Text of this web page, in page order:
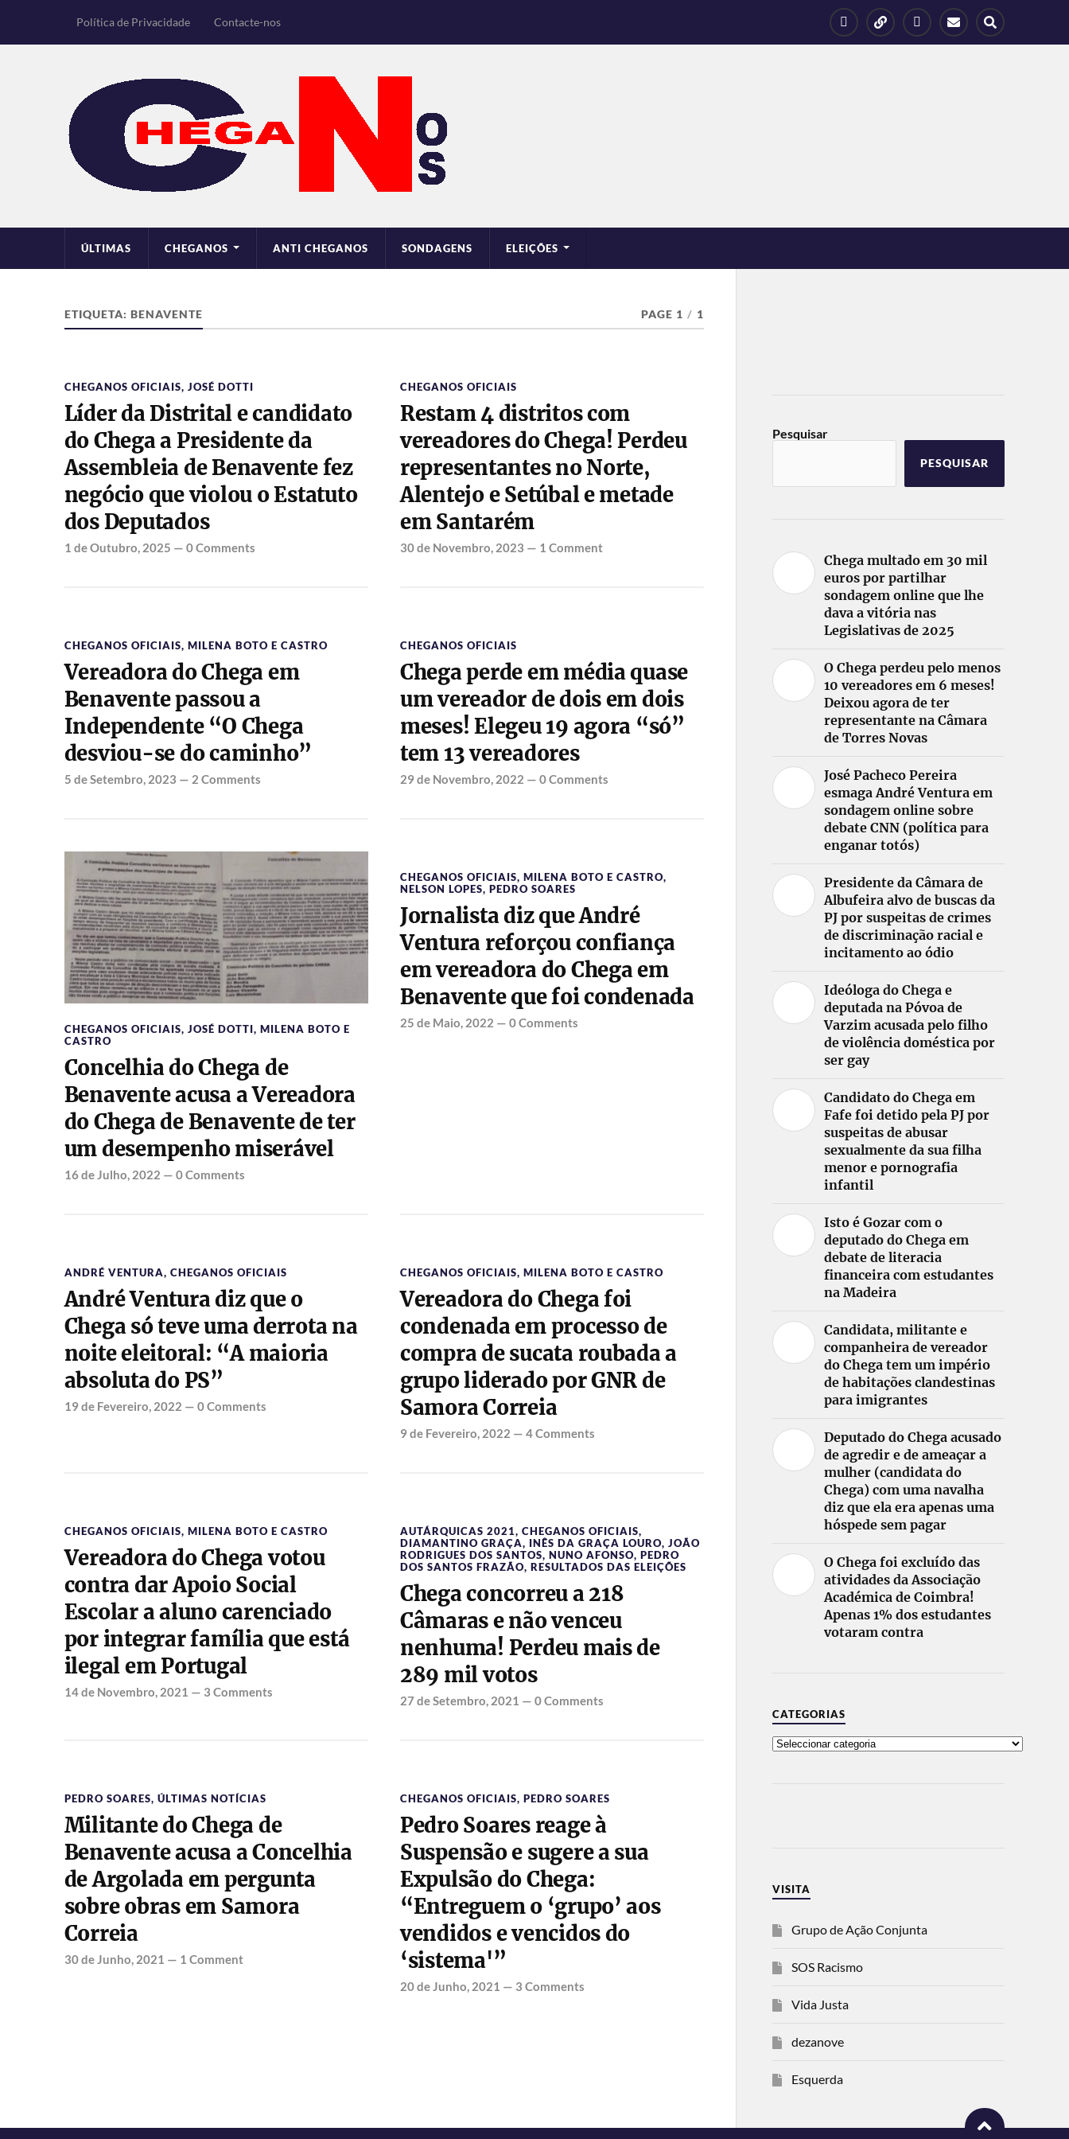
Política de Privacidade Contacte-nos
ÚLTIMAS CHEGANOS ANTI CHEGANOS SONDAGENS ELEIÇÕES
ETIQUETA: BENAVENTE PAGE 1 / 1
CHEGANOS OFICIAIS, JOSÉ DOTTI
Líder da Distrital e candidato
do Chega a Presidente da
Assembleia de Benavente fez
negócio que violou o Estatuto
dos Deputados
1 de Outubro, 2025 — 0 Comments
CHEGANOS OFICIAIS
Restam 4 distritos com
vereadores do Chega! Perdeu
representantes no Norte,
Alentejo e Setúbal e metade
em Santarém
30 de Novembro, 2023 — 1 Comment
CHEGANOS OFICIAIS, MILENA BOTO E CASTRO
Vereadora do Chega em
Benavente passou a
Independente “O Chega
desviou-se do caminho”
5 de Setembro, 2023 — 2 Comments
CHEGANOS OFICIAIS
Chega perde em média quase
um vereador de dois em dois
meses! Elegeu 19 agora “só”
tem 13 vereadores
29 de Novembro, 2022 — 0 Comments
CHEGANOS OFICIAIS, JOSÉ DOTTI, MILENA BOTO E
CASTRO
Concelhia do Chega de
Benavente acusa a Vereadora
do Chega de Benavente de ter
um desempenho miserável
16 de Julho, 2022 — 0 Comments
CHEGANOS OFICIAIS, MILENA BOTO E CASTRO,
NELSON LOPES, PEDRO SOARES
Jornalista diz que André
Ventura reforçou confiança
em vereadora do Chega em
Benavente que foi condenada
25 de Maio, 2022 — 0 Comments
ANDRÉ VENTURA, CHEGANOS OFICIAIS
André Ventura diz que o
Chega só teve uma derrota na
noite eleitoral: “A maioria
absoluta do PS”
19 de Fevereiro, 2022 — 0 Comments
CHEGANOS OFICIAIS, MILENA BOTO E CASTRO
Vereadora do Chega foi
condenada em processo de
compra de sucata roubada a
grupo liderado por GNR de
Samora Correia
9 de Fevereiro, 2022 — 4 Comments
CHEGANOS OFICIAIS, MILENA BOTO E CASTRO
Vereadora do Chega votou
contra dar Apoio Social
Escolar a aluno carenciado
por integrar família que está
ilegal em Portugal
14 de Novembro, 2021 — 3 Comments
AUTÁRQUICAS 2021, CHEGANOS OFICIAIS,
DIAMANTINO GRAÇA, INÊS DA GRAÇA LOURO, JOÃO
RODRIGUES DOS SANTOS, NUNO AFONSO, PEDRO
DOS SANTOS FRAZÃO, RESULTADOS DAS ELEIÇÕES
Chega concorreu a 218
Câmaras e não venceu
nenhuma! Perdeu mais de
289 mil votos
27 de Setembro, 2021 — 0 Comments
PEDRO SOARES, ÚLTIMAS NOTÍCIAS
Militante do Chega de
Benavente acusa a Concelhia
de Argolada em pergunta
sobre obras em Samora
Correia
30 de Junho, 2021 — 1 Comment
CHEGANOS OFICIAIS, PEDRO SOARES
Pedro Soares reage à
Suspensão e sugere a sua
Expulsão do Chega:
“Entreguem o ‘grupo’ aos
vendidos e vencidos do
‘sistema'”
20 de Junho, 2021 — 3 Comments
Pesquisar
PESQUISAR
Chega multado em 30 mil
euros por partilhar
sondagem online que lhe
dava a vitória nas
Legislativas de 2025
O Chega perdeu pelo menos
10 vereadores em 6 meses!
Deixou agora de ter
representante na Câmara
de Torres Novas
José Pacheco Pereira
esmaga André Ventura em
sondagem online sobre
debate CNN (política para
enganar totós)
Presidente da Câmara de
Albufeira alvo de buscas da
PJ por suspeitas de crimes
de discriminação racial e
incitamento ao ódio
Ideóloga do Chega e
deputada na Póvoa de
Varzim acusada pelo filho
de violência doméstica por
ser gay
Candidato do Chega em
Fafe foi detido pela PJ por
suspeitas de abusar
sexualmente da sua filha
menor e pornografia
infantil
Isto é Gozar com o
deputado do Chega em
debate de literacia
financeira com estudantes
na Madeira
Candidata, militante e
companheira de vereador
do Chega tem um império
de habitações clandestinas
para imigrantes
Deputado do Chega acusado
de agredir e de ameaçar a
mulher (candidata do
Chega) com uma navalha
diz que ela era apenas uma
hóspede sem pagar
O Chega foi excluído das
atividades da Associação
Académica de Coimbra!
Apenas 1% dos estudantes
votaram contra
CATEGORIAS
VISITA
Grupo de Ação Conjunta
SOS Racismo
Vida Justa
dezanove
Esquerda